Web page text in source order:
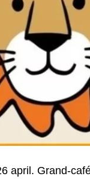
april. Grand-